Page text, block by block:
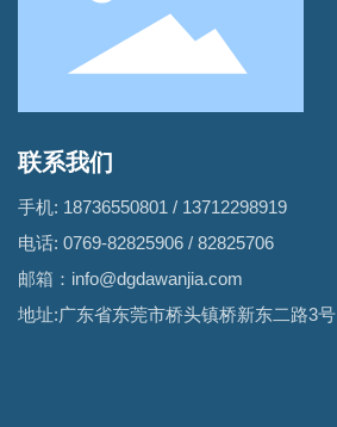
联系我们
手机: 18736550801 / 13712298919
电话: 0769-82825906 / 82825706
邮箱： info@dgdawanjia.com
地址:广东省东莞市桥头镇桥新东二路3号